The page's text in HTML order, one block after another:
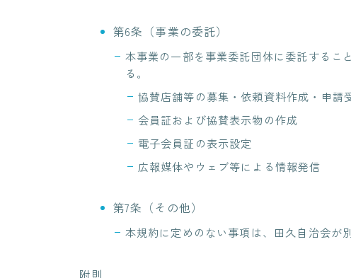
第6条（事業の委託）
本事業の一部を事業委託団体に委託するこ
る。
協賛店舗等の募集・依頼資料作成・申請
会員証および協賛表示物の作成
電子会員証の表示設定
広報媒体やウェブ等による情報発信
第7条（その他）
本規約に定めのない事項は、田久自治会が
附則